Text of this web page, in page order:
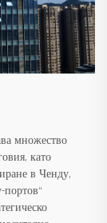
множество
като
в Ченду,
портов“